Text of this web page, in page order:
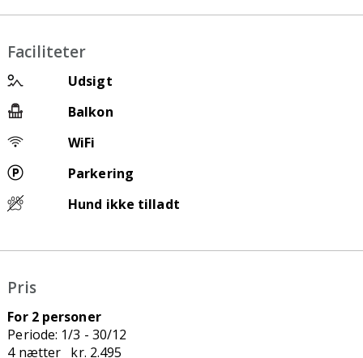
Faciliteter
Udsigt
Balkon
WiFi
Parkering
Hund ikke tilladt
Pris
For 2 personer
Periode: 1/3 - 30/12
4 nætter kr. 2.495